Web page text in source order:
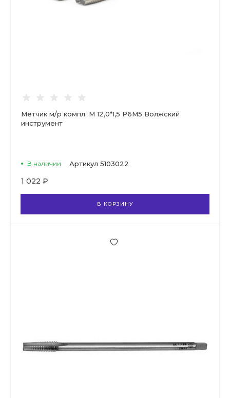
Метчик м/р компл. М 12,0*1,5 Р6М5 Волжский
инструмент
В наличии Артикул 5103022
1 022 ₽
В КОРЗИНУ